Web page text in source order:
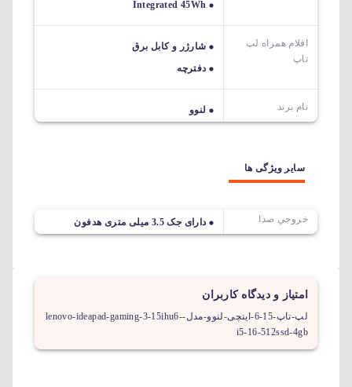
Integrated 45Wh
اقلام همراه لپ
تاپ
شارژر و کابل برق
دفترچه
نام برند لنوو
سایر ویژگی ها
خروجیِ صدا دارای جک 3.5 میلی متری هدفون
امتیاز و دیدگاه کاربران
لپ-تاپ-15-6-اینچی-لنوو-مدل-lenovo-ideapad-gaming-3-15ihu6-
i5-16-512ssd-4gb